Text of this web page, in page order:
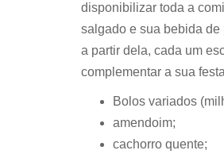
disponibilizar toda a
salgado e sua bebida de
a partir dela, cada um
complementar a sua
Bolos variados
amendoim;
cachorro quente;